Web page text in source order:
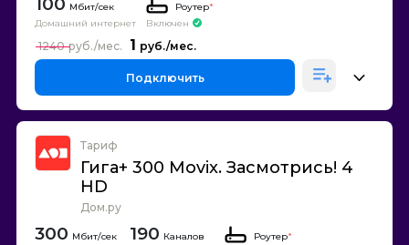
Домашний интернет
Роутер*
Включен
1
1240
Подключить
Тариф
Гига+ 300 Movix. Засмотрись! 4
HD
Дом.ру
300 190 Каналов
Роутер*